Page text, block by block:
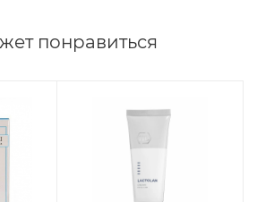
понравиться